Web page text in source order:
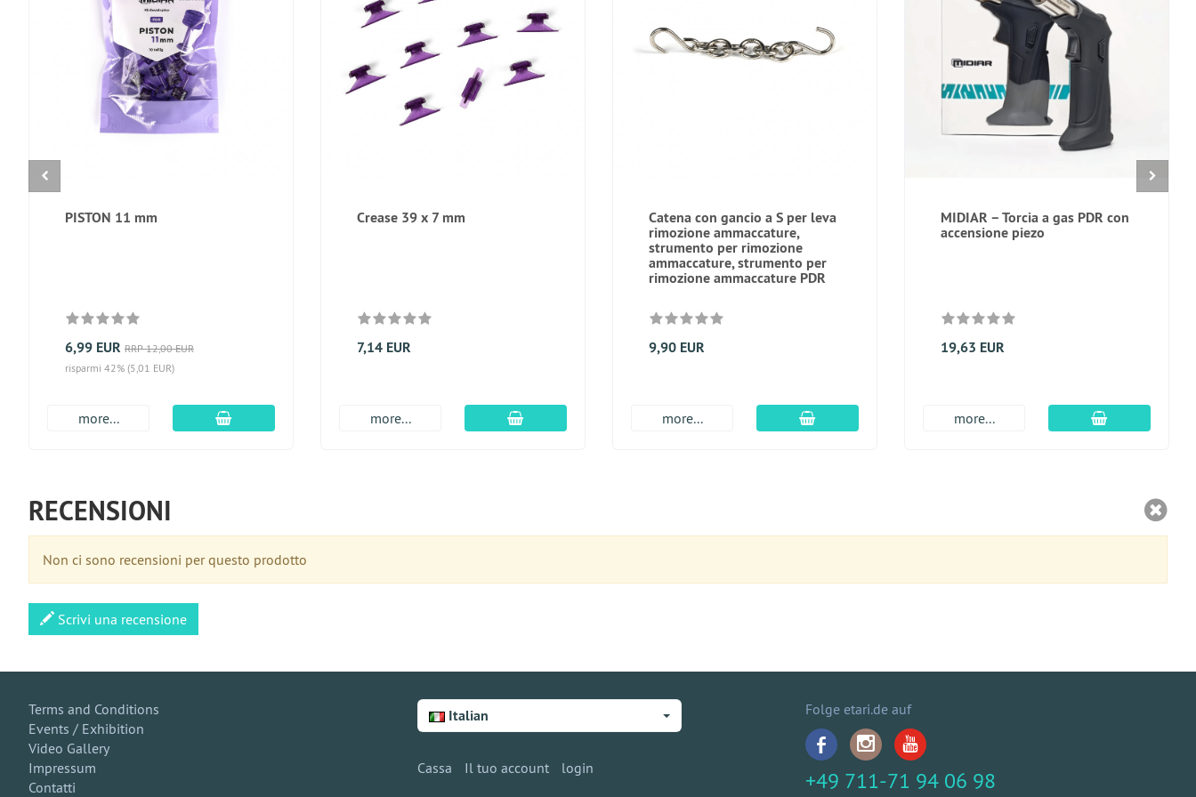
PISTON 11 mm
6,99 EUR RRP 12,00 EUR
risparmi 42% (5,01 EUR)
more... aggiungi al carrello
Crease 39 x 7 mm
7,14 EUR
more... aggiungi al carrello
Catena con gancio a S per leva
rimozione ammaccature,
strumento per rimozione
ammaccature, strumento per
rimozione ammaccature PDR
9,90 EUR
more... aggiungi al carrello
MIDIAR – Torcia a gas PDR con
accensione piezo
19,63 EUR
more... aggiungi al
RECENSIONI
Non ci sono recensioni per questo prodotto
Scrivi una recensione
Terms and Conditions
Events / Exhibition
Video Gallery
Impressum
Contatti
Italian
Cassa Il tuo account login
Folge etari.de auf
+49 711-71 94 06 98